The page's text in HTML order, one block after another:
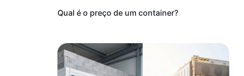
Qual é o preço de um container?